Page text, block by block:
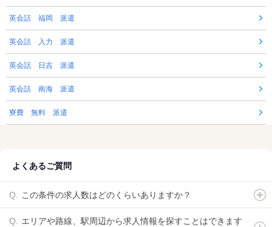
英会話 福岡 派遣
英会話 入力 派遣
英会話 日吉 派遣
英会話 南海 派遣
寮費 無料 派遣
よくあるご質問
この条件の求人数はどのくらいありますか？
エリアや路線、駅周辺から求人情報を探すことはできます